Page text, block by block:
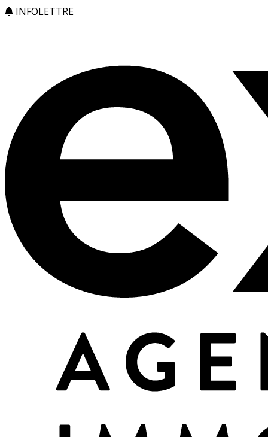
INFOLETTRE